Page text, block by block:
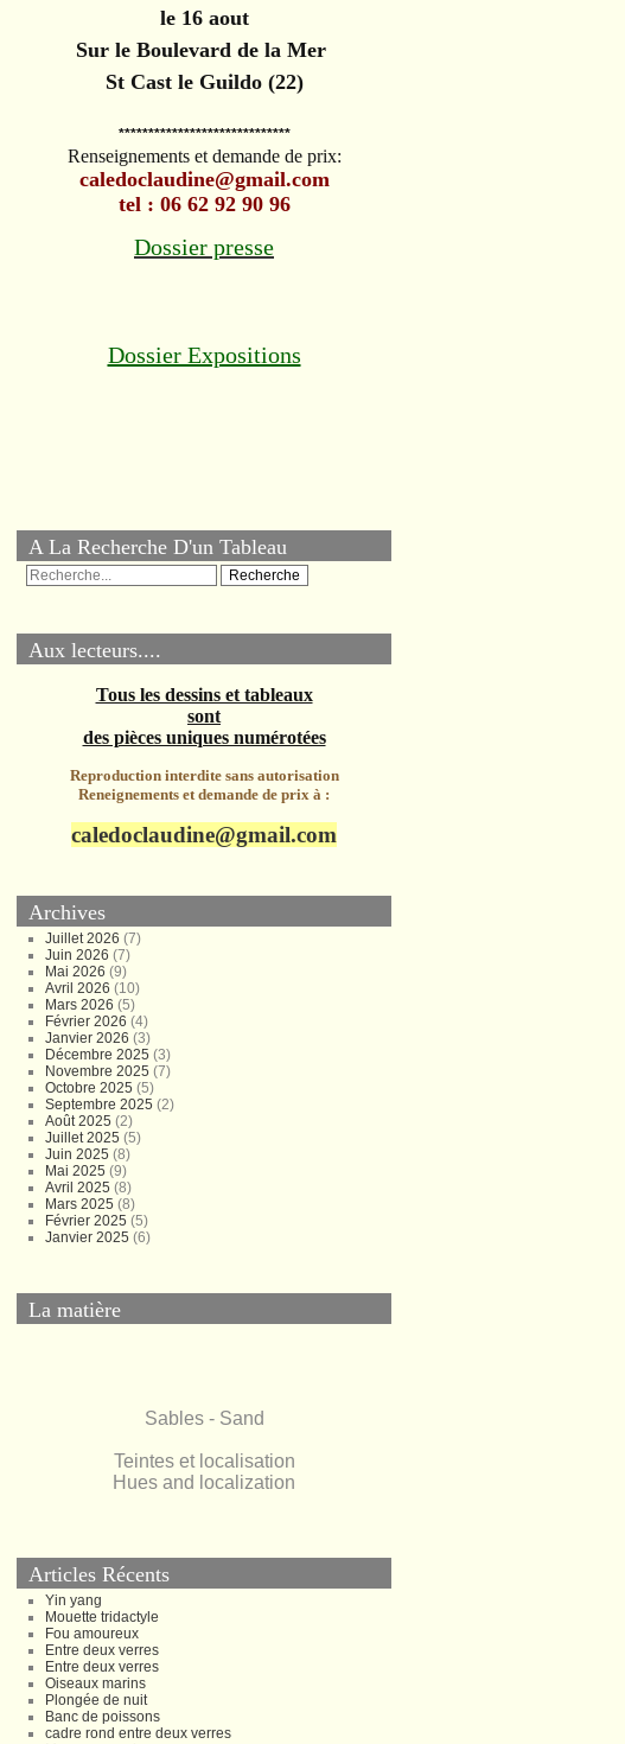
le 16 aout
Sur le Boulevard de la Mer
St Cast le Guildo (22)
*****************************
Renseignements et demande de prix:
caledoclaudine@gmail.com
tel : 06 62 92 90 96
Dossier presse
Dossier Expositions
A La Recherche D'un Tableau
Aux lecteurs....
Tous les dessins et tableaux
sont
des pièces uniques numérotées
Reproduction interdite sans autorisation
Reneignements et demande de prix à :
caledoclaudine@gmail.com
Archives
Juillet 2026 (7)
Juin 2026 (7)
Mai 2026 (9)
Avril 2026 (10)
Mars 2026 (5)
Février 2026 (4)
Janvier 2026 (3)
Décembre 2025 (3)
Novembre 2025 (7)
Octobre 2025 (5)
Septembre 2025 (2)
Août 2025 (2)
Juillet 2025 (5)
Juin 2025 (8)
Mai 2025 (9)
Avril 2025 (8)
Mars 2025 (8)
Février 2025 (5)
Janvier 2025 (6)
La matière
Sables - Sand
Teintes et localisation
Hues and localization
Articles Récents
Yin yang
Mouette tridactyle
Fou amoureux
Entre deux verres
Entre deux verres
Oiseaux marins
Plongée de nuit
Banc de poissons
cadre rond entre deux verres